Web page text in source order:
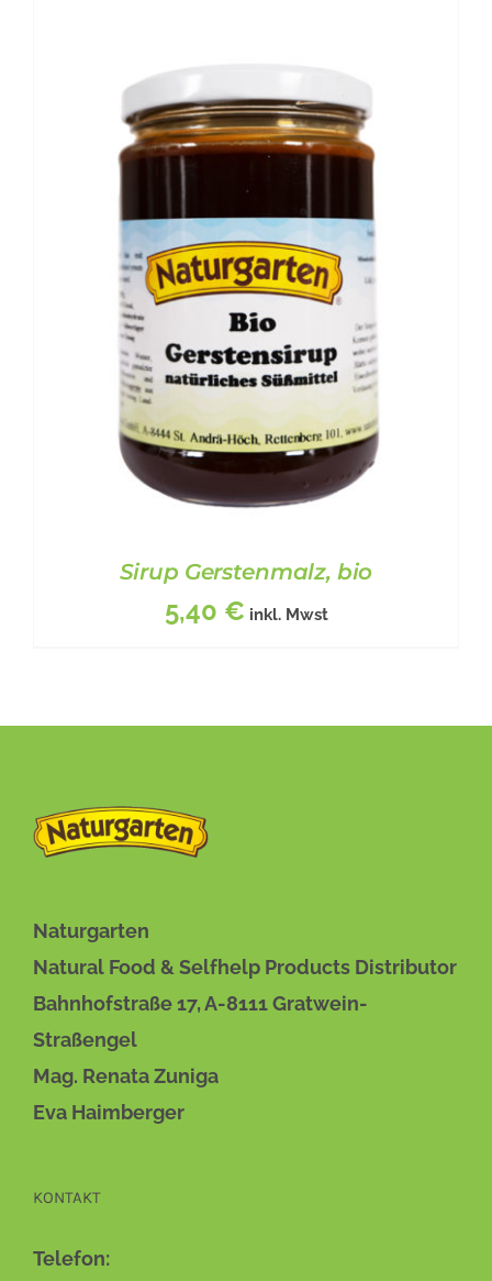
BESCHREIBUNG / DETAILS
BESCHREIBUNG
DIE
OPTIONEN
KÖNNEN
Sirup Gerstenmalz, bio
5,40 € inkl. Mwst
Naturgarten
Natural Food & Selfhelp Products Distributor
Bahnhofstraße 17, A-8111 Gratwein-
Straßengel
Mag. Renata Zuniga
Eva Haimberger
KONTAKT
Telefon: